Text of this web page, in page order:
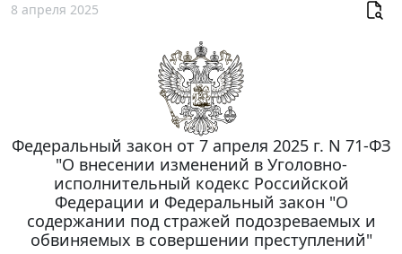
8 апреля 2025
Федеральный закон от 7 апреля 2025 г. N 71-ФЗ
"О внесении изменений в Уголовно-
исполнительный кодекс Российской
Федерации и Федеральный закон "О
содержании под стражей подозреваемых и
обвиняемых в совершении преступлений"